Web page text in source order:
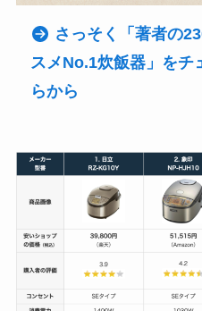
さっそく「著者の
スメNo.1炊飯器」をチ
らから